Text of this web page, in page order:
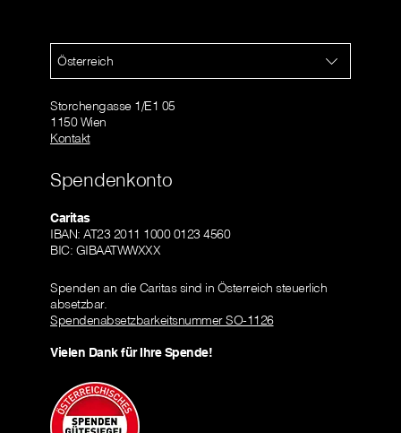
Österreich
Storchengasse 1/E1 05
1150 Wien
Kontakt
Spendenkonto
Caritas
IBAN: AT23 2011 1000 0123 4560
BIC: GIBAATWWXXX
Spenden an die Caritas sind in Österreich steuerlich
absetzbar.
Spendenabsetzbarkeitsnummer SO-1126
Vielen Dank für Ihre Spende!